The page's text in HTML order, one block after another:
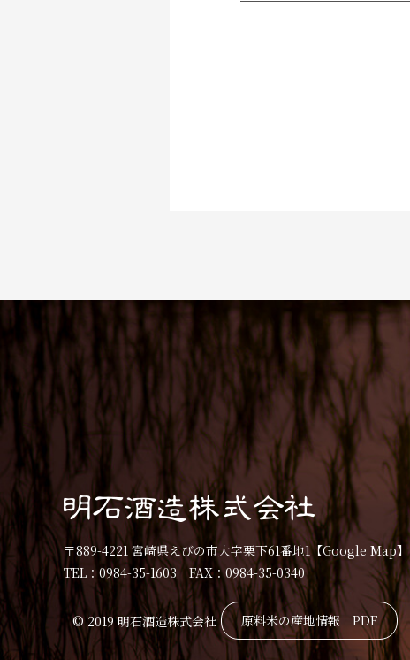
〒889-4221 宮崎県えびの市大字栗下61番地1【Google Map】
TEL：0984-35-1603 FAX：0984-35-0340
© 2019 明石酒造株式会社 原料米の産地情報 PDF